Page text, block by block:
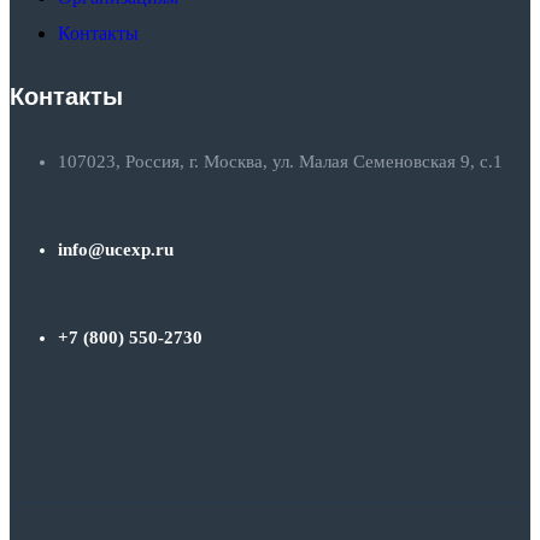
Контакты
Контакты
107023, Россия, г. Москва, ул. Малая Семеновская 9, с.1
info@ucexp.ru
+7 (800) 550-2730